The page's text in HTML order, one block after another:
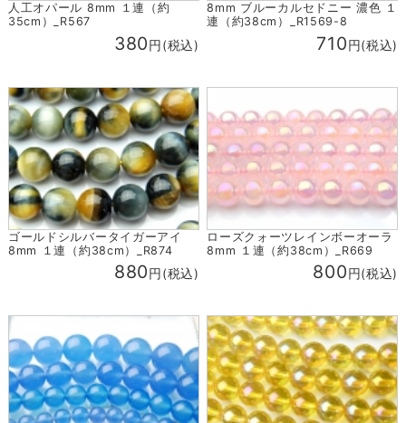
人工オパール 8mm １連（約
35cm）_R567
380円(税込)
8mm ブルーカルセドニー 濃色 １
連（約38cm）_R1569-8
710円(税込)
ゴールドシルバータイガーアイ
8mm １連（約38cm）_R874
880円(税込)
ローズクォーツレインボーオーラ
8mm １連（約38cm）_R669
800円(税込)